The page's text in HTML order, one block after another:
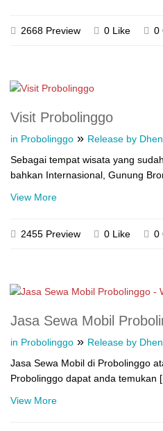
2668 Preview 0 Like 0
Visit Probolinggo
in Probolinggo » Release by
Sebagai tempat wisata yang
bahkan Internasional, Gunung
View More
2455 Preview 0 Like 0
Jasa Sewa Mobil
in Probolinggo » Release by
Jasa Sewa Mobil di Probolinggo
Probolinggo dapat anda temukan
View More